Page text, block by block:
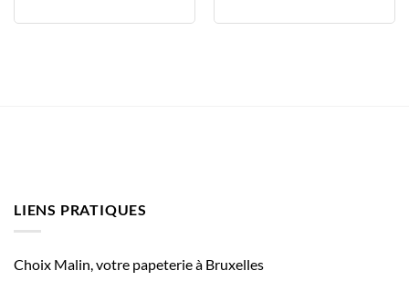
LIENS PRATIQUES
Choix Malin, votre papeterie à Bruxelles